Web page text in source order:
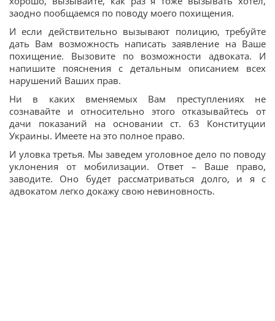
заодно пообщаемся по поводу моего похищения.
И если действительно вызывают полицию, требуйте
дать Вам возможность написать заявление на Ваше
похищение. Вызовите по возможности адвоката. И
напишите пояснения с детальным описанием всех
нарушений Ваших прав.
Ни в каких вменяемых Вам преступлениях не
сознавайте и относительно этого отказывайтесь от
дачи показаний на основании ст. 63 Конституции
Украины. Имеете на это полное право.
И уловка третья. Мы заведем уголовное дело по поводу
уклонения от мобилизации. Ответ – Ваше право,
заводите. Оно будет рассматриваться долго, и я с
адвокатом легко докажу свою невиновность.